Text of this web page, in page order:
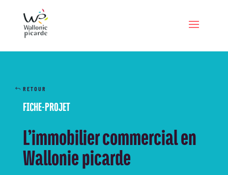
RETOUR
FICHE-PROJET
L’immobilier commercial en
Wallonie picarde